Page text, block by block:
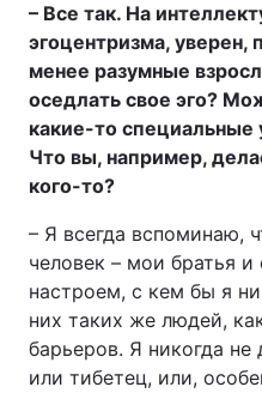
– Все так. На
эгоцентризма,
менее разумные
оседлать свое эго?
какие-то
Что вы, например,
кого-то?
– Я всегда вспоминаю,
человек – мои братья
настроем, с кем бы я
них таких же людей,
барьеров. Я никогда
или тибетец, или,